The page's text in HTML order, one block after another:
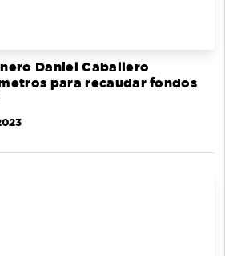
Daniel Caballero
para recaudar fondos